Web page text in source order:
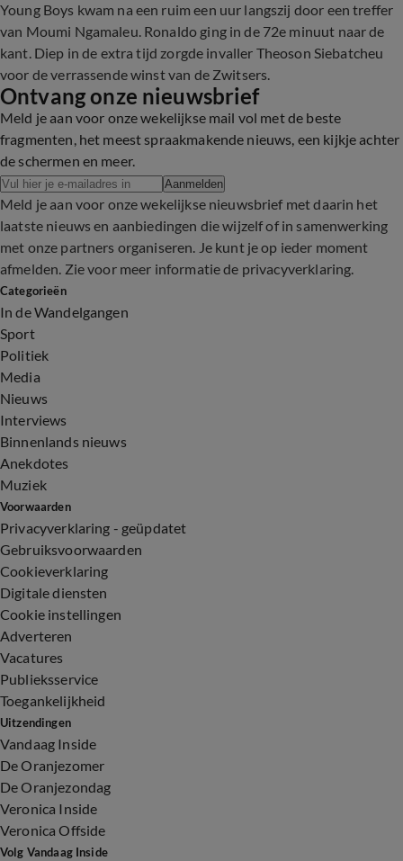
Young Boys kwam na een ruim een uur langszij door een treffer
van Moumi Ngamaleu. Ronaldo ging in de 72e minuut naar de
kant. Diep in de extra tijd zorgde invaller Theoson Siebatcheu
voor de verrassende winst van de Zwitsers.
Ontvang onze nieuwsbrief
Meld je aan voor onze wekelijkse mail vol met de beste
fragmenten, het meest spraakmakende nieuws, een kijkje achter
de schermen en meer.
Aanmelden
Meld je aan voor onze wekelijkse nieuwsbrief met daarin het
laatste nieuws en aanbiedingen die wijzelf of in samenwerking
met onze partners organiseren. Je kunt je op ieder moment
afmelden. Zie voor meer informatie de privacyverklaring.
Categorieën
In de Wandelgangen
Sport
Politiek
Media
Nieuws
Interviews
Binnenlands nieuws
Anekdotes
Muziek
Voorwaarden
Privacyverklaring - geüpdatet
Gebruiksvoorwaarden
Cookieverklaring
Digitale diensten
Cookie instellingen
Adverteren
Vacatures
Publieksservice
Toegankelijkheid
Uitzendingen
Vandaag Inside
De Oranjezomer
De Oranjezondag
Veronica Inside
Veronica Offside
Volg Vandaag Inside